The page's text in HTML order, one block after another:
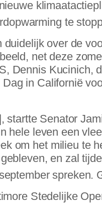
te
duidelijk over de
net deze
Dennis Kucinich,
in Californië
startte Senator
hele leven een
om het milieu te
en zal
spreken.
Stedelijke